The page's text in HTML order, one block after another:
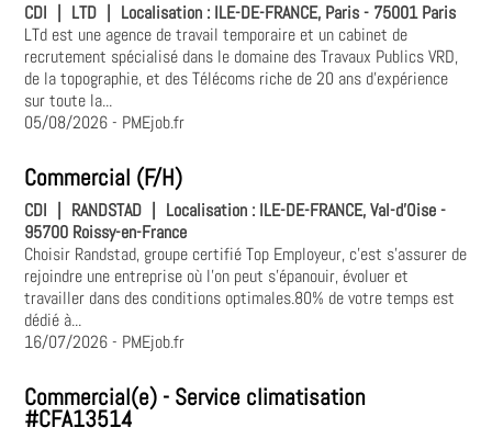
CDI LTD Localisation : ILE-DE-FRANCE, Paris - 75001 Paris
LTd est une agence de travail temporaire et un cabinet de
recrutement spécialisé dans le domaine des Travaux Publics VRD,
de la topographie, et des Télécoms riche de 20 ans d'expérience
sur toute la...
05/08/2026- PMEjob.fr
Commercial (F/H)
CDI RANDSTAD Localisation : ILE-DE-FRANCE, Val-d'Oise -
95700 Roissy-en-France
Choisir Randstad, groupe certifié Top Employeur, c'est s'assurer de
rejoindre une entreprise où l'on peut s'épanouir, évoluer et
travailler dans des conditions optimales.80% de votre temps est
dédié à...
16/07/2026- PMEjob.fr
Commercial(e) - Service climatisation
#CFA13514